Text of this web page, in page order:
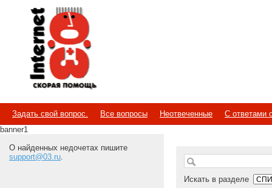
Internet
Скорая помощь
Задать свой вопрос. Все вопросы Неотвеченные
С ответами
banner1
О найденных недочетах пишите
support@03.ru.
Искать в разделе